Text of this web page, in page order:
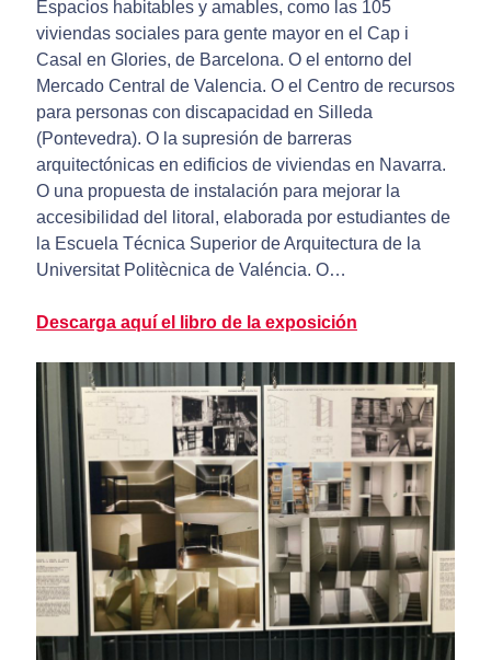
Espacios habitables y amables, como las 105
viviendas sociales para gente mayor en el Cap i
Casal en Glories, de Barcelona. O el entorno del
Mercado Central de Valencia. O el Centro de recursos
para personas con discapacidad en Silleda
(Pontevedra). O la supresión de barreras
arquitectónicas en edificios de viviendas en Navarra.
O una propuesta de instalación para mejorar la
accesibilidad del litoral, elaborada por estudiantes de
la Escuela Técnica Superior de Arquitectura de la
Universitat Politècnica de Valéncia. O…
Descarga aquí el libro de la exposición